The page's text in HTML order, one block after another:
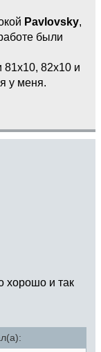
Pavlovsky,
были
81х10, 82х10 и
у меня.
хорошо и так